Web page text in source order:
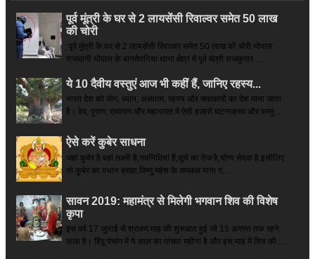
पूर्व मूंत्री के घर से 2 लायसेंसी रिवाल्वर समेत 50 लाख
की चोरी
पूर्व मूंत्री के घर से 2 लायसेंसी रिवाल्वर समेत 50 लाख की चोरी भोपाल:
राजधानी भोपाल के बागसेवनिया थाना क्षेत्र में पूर्व मंत्री राजकुमार ...
ये 10 दैवीय वस्तुएं आज भी कहीं हैं, जानिए रहस्य...
भारत देश को योग, ध्यान, अध्यात्म, रहस्य और चमत्कारों का देश माना जाता
है। वेद, पुराण, रामायण और महाभारत में ऐसी हजारों घटनाक्रम और वस्तु...
ऐसे करें कुबेर साधना
जहां कुबेर है­ वहां लक्ष्मी है,नवनिधियां हैं,सूर्य का तेज है,योग्य सेवक है,इसीलिए
तो कुबेर का स्थान ब्रह्मा,विष्णु,महेश के समकक्ष माना ग...
सावन 2019: महामंत्र से मिलेगी भगवान शिव की विशेष
कृपा
इस वर्ष 17 जुलाई से श्रावण माह की शुरुआत हुई जो 15 अगस्त तक रहने
वाला है। हिंदू पंचांग में ये साल का पांचवा महीना है और इस माह में शिव की...